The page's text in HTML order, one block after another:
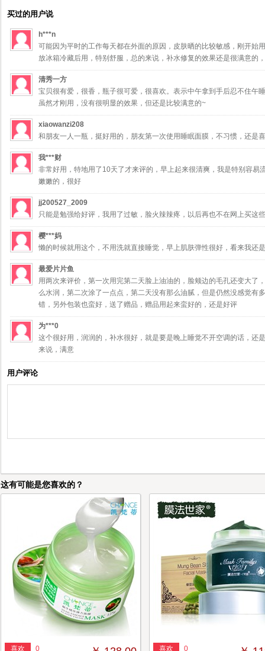
买过的用户说
h***n
可能因为平时的工作每天都在外面的原因，皮肤晒的比较敏感，刚开始
放冰箱冷藏后用，特别舒服，总的来说，补水修复的效果还是很满意的
清秀一方
宝贝很有爱，很香，瓶子很可爱，很喜欢。表示中午拿到手后忍不住午
虽然才刚用，没有很明显的效果，但还是比较满意的~
xiaowanzi208
和朋友一人一瓶，挺好用的，朋友第一次使用睡眠面膜，不习惯，还是
我***财
非常好用，特地用了10天了才来评的，早上起来很清爽，我是特别容易
嫩嫩的，很好
jj200527_2009
只能是勉强给好评，我用了过敏，脸火辣辣疼，以后再也不在网上买这
樱***妈
懒的时候就用这个，不用洗就直接睡觉，早上肌肤弹性很好，看来我还
最爱片片鱼
用两次来评价，第一次用完第二天脸上油油的，脸颊边的毛孔还变大了
么水润，第二次涂了一点点，第二天没有那么油腻，但是仍然没感觉有
错，另外包装也蛮好，送了赠品，赠品用起来蛮好的，还是好评
为***0
这个很好用，润润的，补水很好，就是要是晚上睡觉不开空调的话，还
来说，满意
用户评论
这有可能是您喜欢的？
喜欢 0 喜欢 0